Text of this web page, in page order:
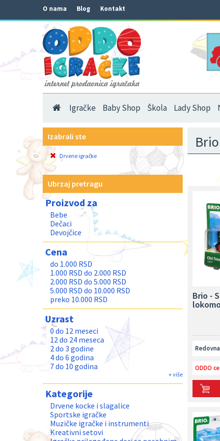
O nama Blog Kontakt
Igračke Baby Shop Škola Lady Shop
Izabrali ste
Drvene igračke
Ubrzaj pretragu
Proizvod za
Bebe
Dečaci
Devojčice
Cena
do 1.000 RSD
1.000 RSD do 2.000 RSD
2.000 RSD do 5.000 RSD
5.000 RSD do 10.000 RSD
preko 10.000 RSD
Uzrast
0 do 12 meseci
12 do 24 meseca
2 do 3 godine
4 do 6 godina
7 do 10 godina
Teenage
Odrasli
+ više
Kategorije
Drvene kocke i slagalice
Sportske igračke
Muzičke igračke i instrumenti
Kreativni setovi
Brio
Brio -
ODDO